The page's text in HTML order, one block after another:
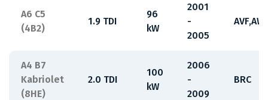
A6 C5
(4B2)
1.9 TDI
96
kW
2001
-
2005
A4 B7
Kabriolet
(8HE)
2.0 TDI
100
kW
2006
-
2009
BRC